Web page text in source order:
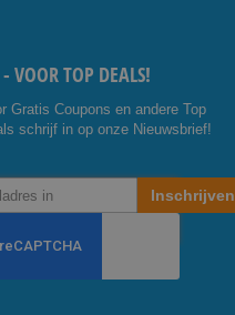
VOOR TOP DEALS!
Gratis Coupons en andere Top
schrijf in op onze Nieuwsbrief!
Inschrijven